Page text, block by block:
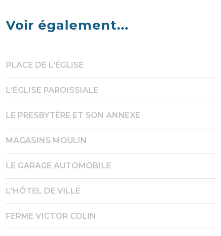
Voir également...
PLACE DE L'ÉGLISE
L'ÉGLISE PAROISSIALE
LE PRESBYTÈRE ET SON ANNEXE
MAGASINS MOULIN
LE GARAGE AUTOMOBILE
L'HÔTEL DE VILLE
FERME VICTOR COLIN